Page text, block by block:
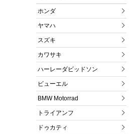
ホンダ
ヤマハ
スズキ
カワサキ
ハーレーダビッドソン
ビューエル
BMW Motorrad
トライアンフ
ドゥカティ